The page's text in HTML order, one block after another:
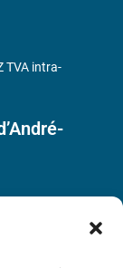
TVA intra-